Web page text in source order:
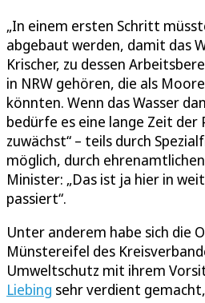
„In einem ersten Schritt
abgebaut werden, damit das
Krischer, zu dessen
in NRW gehören, die als
könnten. Wenn das Wasser
bedürfe es eine lange Zeit der
zuwächst“ – teils durch
möglich, durch
Minister: „Das ist ja hier in
passiert“.
Unter anderem habe sich die
Münstereifel des
Umweltschutz mit ihrem
Liebing sehr verdient